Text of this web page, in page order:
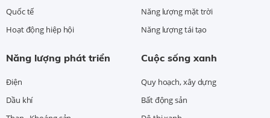
Quốc tế
Hoạt động hiệp hội
Năng lượng mặt trời
Năng lượng tái tạo
Năng lượng phát triển
Điện
Dầu khí
Cuộc sống xanh
Quy hoạch, xây dựng
Bất động sản